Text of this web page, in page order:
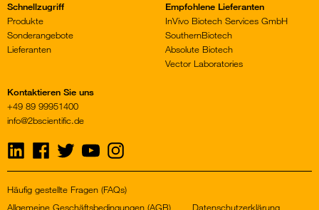
Schnellzugriff
Produkte
Sonderangebote
Lieferanten
Empfohlene Lieferanten
InVivo Biotech Services GmbH
SouthernBiotech
Absolute Biotech
Vector Laboratories
Kontaktieren Sie uns
+49 89 99951400
info@2bscientific.de
Visit
on
Visit
on
Visit
us
on
Visit
us
on
Visit
us
on
Häufig gestellte Fragen (FAQs)
Allgemeine Geschäftsbedingungen (AGB)
Datenschutzerklärung